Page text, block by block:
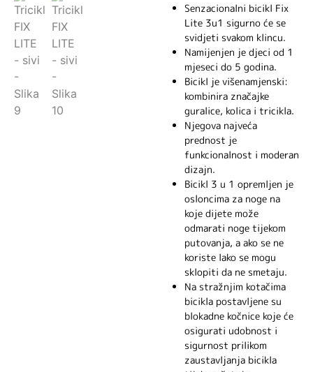
Senzacionalni bicikl Fix
Lite 3u1 sigurno će se
svidjeti svakom klincu.
Namijenjen je djeci od 1
mjeseci do 5 godina.
Bicikl je višenamjenski:
kombinira značajke
guralice, kolica i tricikla.
Njegova najveća
prednost je
funkcionalnost i moderan
dizajn.
Bicikl 3 u 1 opremljen je
osloncima za noge na
koje dijete može
odmarati noge tijekom
putovanja, a ako se ne
koriste lako se mogu
sklopiti da ne smetaju.
Na stražnjim kotačima
bicikla postavljene su
blokadne kočnice koje će
osigurati udobnost i
sigurnost prilikom
zaustavljanja bicikla